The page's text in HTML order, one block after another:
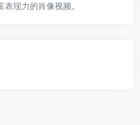
现力的肖像视频。